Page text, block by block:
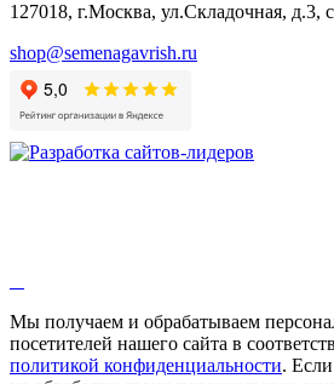
Валериана
Валерианелла
Гибискус лекарственный
Девясил
Душица
Змееголовник
Мыльнянка
Мята
Овсяный корень
127018, г.Москва, ул.Складочная, д.3,
shop@semenagavrish.ru
Мы получаем и обрабатываем
посетителей нашего сайта в
политикой конфиденциальности.